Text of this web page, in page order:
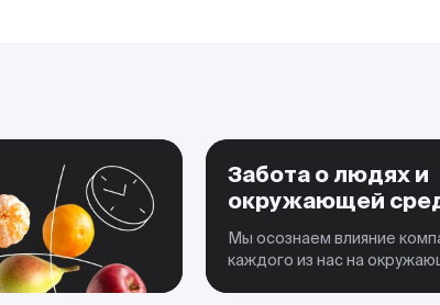
Забота о людях и
окружающей
Мы осознаем влияние
каждого из нас на